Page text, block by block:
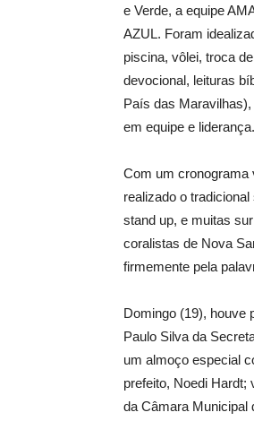
e Verde, a equipe
AZUL. Foram
piscina, vôlei, troca
devocional, leituras
País das Maravilhas),
em equipe e liderança.
Com um cronograma
realizado o
stand up, e muitas
coralistas de Nova
firmemente pela
Domingo (19), houve
Paulo Silva da
um almoço especial
prefeito, Noedi Hardt;
da Câmara Municipal